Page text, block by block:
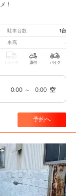
！
駐車台数 1台
車高 -
トラック 原付 バイク
0:00 ～ 0:00 空
予約へ